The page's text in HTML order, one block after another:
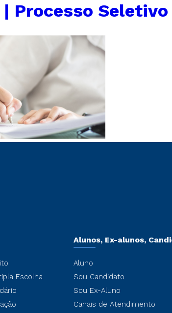
Processo Seletivo
Escolha
Alunos, Ex-alunos,
Aluno
Sou Candidato
Sou Ex-Aluno
Canais de Atendimento